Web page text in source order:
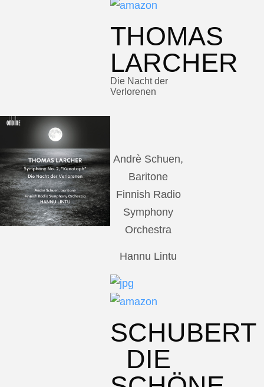
THOMAS
LARCHER
Die Nacht der
Verlorenen
Andrè Schuen,
Baritone
Finnish Radio
Symphony
Orchestra
Hannu Lintu
SCHUBERT
DIE